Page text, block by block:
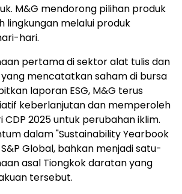
M&G mendorong pilihan produk
lingkungan melalui produk
hari.
pertama di sektor alat tulis dan
mencatatkan saham di bursa
laporan ESG, M&G terus
keberlanjutan dan memperoleh
CDP 2025 untuk perubahan iklim.
dalam "Sustainability Yearbook
Global, bahkan menjadi satu-
asal Tiongkok daratan yang
tersebut.